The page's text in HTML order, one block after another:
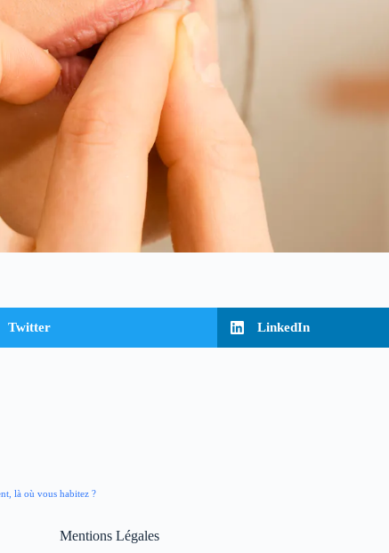
Twitter LinkedIn
là où vous habitez ?
Mentions Légales